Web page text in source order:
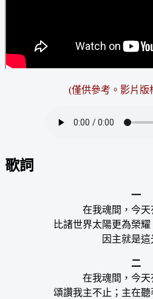
(僅供參考。影片版
歌詞
一
在我魂間，今天
比諸世界太陽更為榮耀
因主就是這
二
在我魂間，今天
頌讚我主不止；主在